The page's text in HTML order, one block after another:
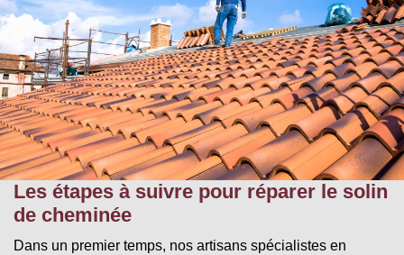
Les étapes à suivre pour réparer le solin
de cheminée
Dans un premier temps, nos artisans spécialistes en